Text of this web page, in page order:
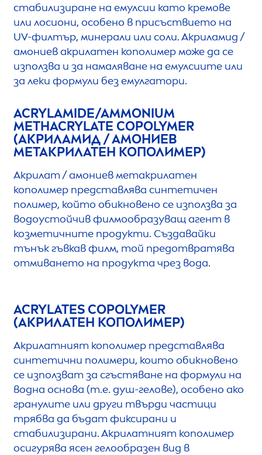
стабилизиране на емулсии като кремове
или лосиони, особено в присъствието на
UV-филтър, минерали или соли. Акриламид /
амониев акрилатен кополимер може да се
използва и за намаляване на емулсиите или
за леки формули без емулгатори.
ACRYLAMIDE/AMMONIUM
METHACRYLATE COPOLYMER
(АКРИЛАМИД / АМОНИЕВ
МЕТАКРИЛАТЕН КОПОЛИМЕР)
Акрилат / амониев метакрилатен
кополимер представлява синтетичен
полимер, който обикновено се използва за
водоустойчив филмообразуващ агент в
козметичните продукти. Създавайки
тънък гъвкав филм, той предотвратява
отмиването на продукта чрез вода.
ACRYLATES COPOLYMER
(АКРИЛАТЕН КОПОЛИМЕР)
Акрилатният кополимер представлява
синтетични полимери, които обикновено
се използват за сгъстяване на формули на
водна основа (т.е. душ-гелове), особено ако
гранулите или други твърди частици
трябва да бъдат фиксирани и
стабилизирани. Акрилатният кополимер
осигурява ясен гелообразен вид в